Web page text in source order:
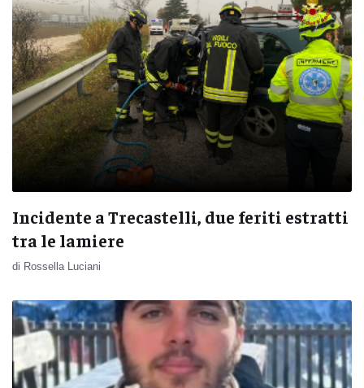
Incidente a Trecastelli, due feriti estratti
tra le lamiere
di Rossella Luciani